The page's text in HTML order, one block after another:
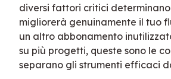
diversi fattori critici determinano
migliorerà genuinamente il tuo
un altro abbonamento
su più progetti, queste sono le
separano gli strumenti efficaci